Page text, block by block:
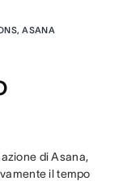
ASANA
di Asana,
il tempo